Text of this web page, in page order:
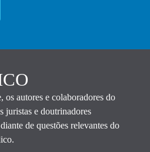
os autores e colaboradores do
juristas e doutrinadores
de questões relevantes do